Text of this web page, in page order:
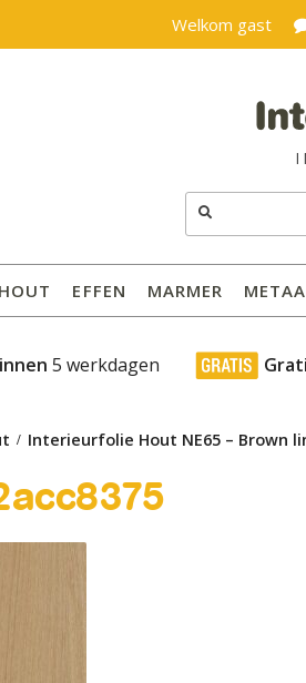
Welkom gast
Zoeken
naar:
HOUT EFFEN MARMER
5 werkdagen
Interieurfolie Hout NE65 – Brown